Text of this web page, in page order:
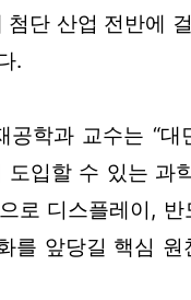
단 산업 전반에
.
공학과 교수는 “대
입할 수 있는 과
로 디스플레이,
를 앞당길 핵심